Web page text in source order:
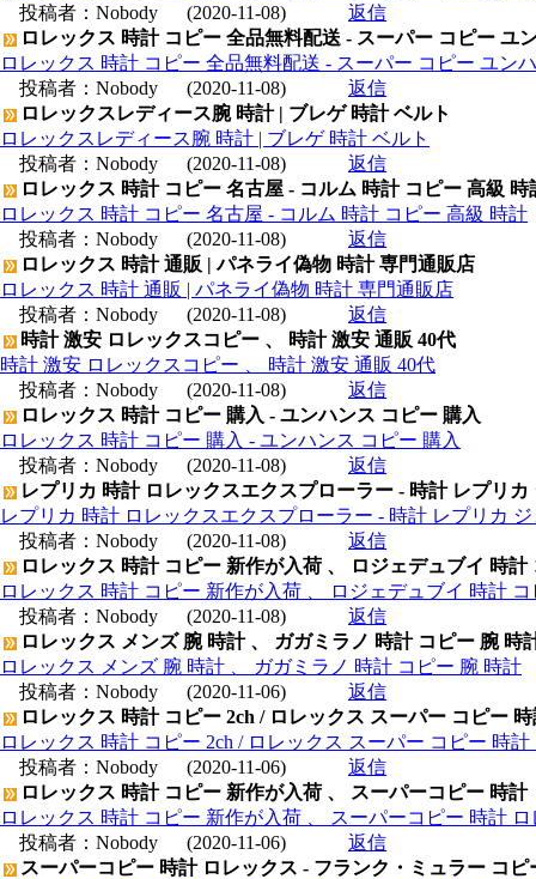
投稿者： Nobody (2020-11-08)
返信
ロレックス 時計 コピー 全品無料配送 - スーパー コピー ユ
ロレックス 時計 コピー 全品無料配送 - スーパー コピー ユン
投稿者： Nobody (2020-11-08)
返信
ロレックスレディース腕 時計 | ブレゲ 時計 ベルト
ロレックスレディース腕 時計 | ブレゲ 時計 ベルト
投稿者： Nobody (2020-11-08)
返信
ロレックス 時計 コピー 名古屋 - コルム 時計 コピー 高級 時
ロレックス 時計 コピー 名古屋 - コルム 時計 コピー 高級 時計
投稿者： Nobody (2020-11-08)
返信
ロレックス 時計 通販 | パネライ偽物 時計 専門通販店
ロレックス 時計 通販 | パネライ偽物 時計 専門通販店
投稿者： Nobody (2020-11-08)
返信
時計 激安 ロレックスコピー 、 時計 激安 通販 40代
時計 激安 ロレックスコピー 、 時計 激安 通販 40代
投稿者： Nobody (2020-11-08)
返信
ロレックス 時計 コピー 購入 - ユンハンス コピー 購入
ロレックス 時計 コピー 購入 - ユンハンス コピー 購入
投稿者： Nobody (2020-11-08)
返信
レプリカ 時計 ロレックスエクスプローラー - 時計 レプリカ
レプリカ 時計 ロレックスエクスプローラー - 時計 レプリカ
投稿者： Nobody (2020-11-08)
返信
ロレックス 時計 コピー 新作が入荷 、 ロジェデュブイ 時計
ロレックス 時計 コピー 新作が入荷 、 ロジェデュブイ 時計
投稿者： Nobody (2020-11-08)
返信
ロレックス メンズ 腕 時計 、 ガガミラノ 時計 コピー 腕 時
ロレックス メンズ 腕 時計 、 ガガミラノ 時計 コピー 腕 時計
投稿者： Nobody (2020-11-06)
返信
ロレックス 時計 コピー 2ch / ロレックス スーパー コピー
ロレックス 時計 コピー 2ch / ロレックス スーパー コピー 時計
投稿者： Nobody (2020-11-06)
返信
ロレックス 時計 コピー 新作が入荷 、 スーパーコピー 時
ロレックス 時計 コピー 新作が入荷 、 スーパーコピー 時計
投稿者： Nobody (2020-11-06)
返信
スーパーコピー 時計 ロレックス - フランク・ミュラー コ